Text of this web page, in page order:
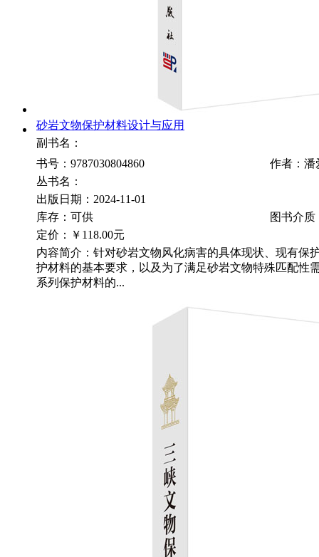
砂岩文物保护材料设计与应用
副书名：
书号：9787030804860
作者：潘
丛书名：
出版日期：2024-11-01
库存：可供
图书介质
定价：
￥118.00元
内容简介：针对砂岩文物风化病害的具体现状、现有保
护材料的基本要求，以及为了满足砂岩文物特殊匹配性
系列保护材料的...